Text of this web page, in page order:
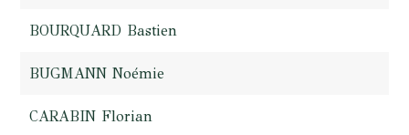
BOURQUARD Bastien
BUGMANN Noémie
CARABIN Florian